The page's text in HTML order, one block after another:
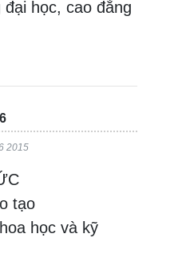
học, cao đẳng
2015
tạo
học và kỹ